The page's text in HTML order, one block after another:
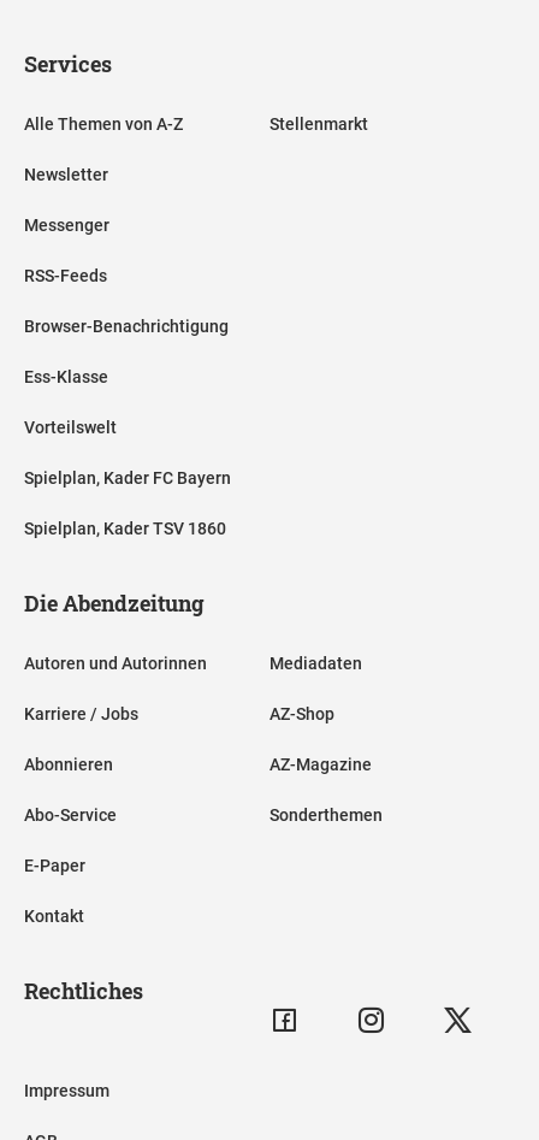
Services
Alle Themen von A-Z
Newsletter
Messenger
RSS-Feeds
Browser-Benachrichtigung
Ess-Klasse
Vorteilswelt
Spielplan, Kader FC Bayern
Spielplan, Kader TSV 1860
Stellenmarkt
Die Abendzeitung
Autoren und Autorinnen
Karriere / Jobs
Abonnieren
Abo-Service
E-Paper
Kontakt
Mediadaten
AZ-Shop
AZ-Magazine
Sonderthemen
Rechtliches
Impressum